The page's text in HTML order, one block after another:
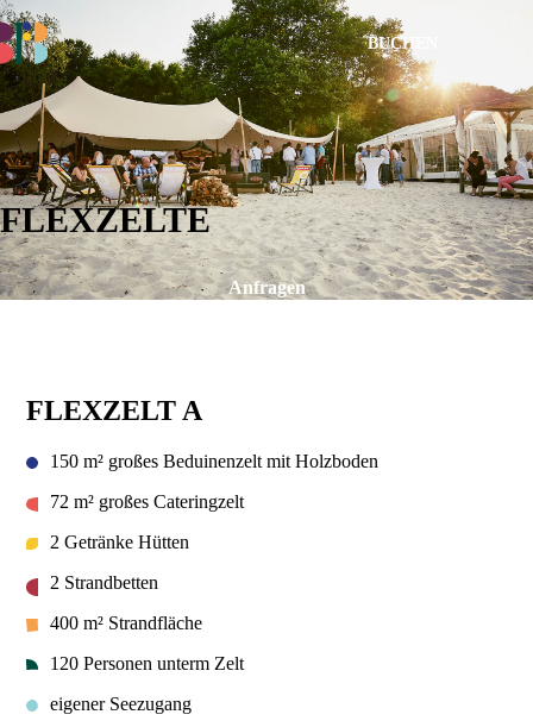
BUCHEN
FLEXZELTE
Anfragen
FLEXZELT A
150 m² großes Beduinenzelt mit Holzboden
72 m² großes Cateringzelt
2 Getränke Hütten
2 Strandbetten
400 m² Strandfläche
120 Personen unterm Zelt
eigener Seezugang